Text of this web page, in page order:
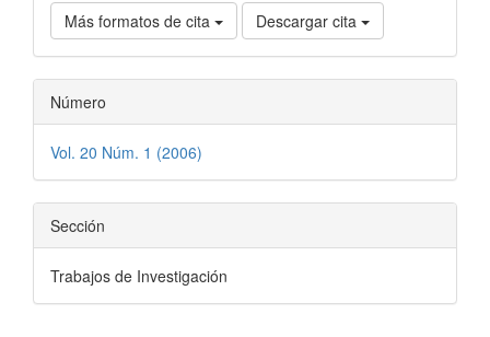
Más formatos de cita Descargar cita
Número
Vol. 20 Núm. 1 (2006)
Sección
Trabajos de Investigación